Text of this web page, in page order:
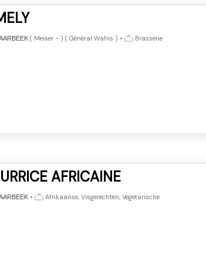
( Meiser - ) ( Général Wahis ) • Brasserie
AFRICAINE
• Afrikaanse, Visgerechten, Vegetarische